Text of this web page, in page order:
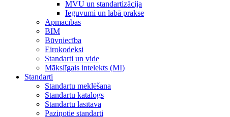
MVU un standartizācija
Ieguvumi un labā prakse
Apmācības
BIM
Būvniecība
Eirokodeksi
Standarti un vide
Mākslīgais intelekts (MI)
Standarti
Standartu meklēšana
Standartu katalogs
Standartu lasītava
Paziņotie standarti